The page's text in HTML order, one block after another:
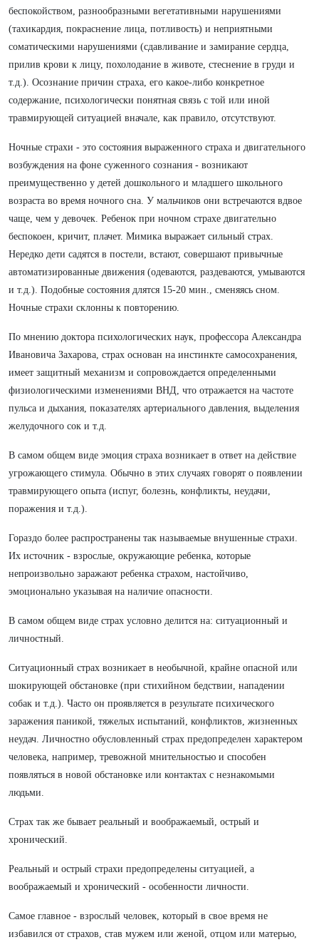
беспокойством, разнообразными вегетативными нарушениями
(тахикардия, покраснение лица, потливость) и неприятными
соматическими нарушениями (сдавливание и замирание сердца,
прилив крови к лицу, похолодание в животе, стеснение в груди и
т.д.). Осознание причин страха, его какое-либо конкретное
содержание, психологически понятная связь с той или иной
травмирующей ситуацией вначале, как правило, отсутствуют.
Ночные страхи - это состояния выраженного страха и двигательного
возбуждения на фоне суженного сознания - возникают
преимущественно у детей дошкольного и младшего школьного
возраста во время ночного сна. У мальчиков они встречаются вдвое
чаще, чем у девочек. Ребенок при ночном страхе двигательно
беспокоен, кричит, плачет. Мимика выражает сильный страх.
Нередко дети садятся в постели, встают, совершают привычные
автоматизированные движения (одеваются, раздеваются, умываются
и т.д.). Подобные состояния длятся 15-20 мин., сменяясь сном.
Ночные страхи склонны к повторению.
По мнению доктора психологических наук, профессора Александра
Ивановича Захарова, страх основан на инстинкте самосохранения,
имеет защитный механизм и сопровождается определенными
физиологическими изменениями ВНД, что отражается на частоте
пульса и дыхания, показателях артериального давления, выделения
желудочного сок и т.д.
В самом общем виде эмоция страха возникает в ответ на действие
угрожающего стимула. Обычно в этих случаях говорят о появлении
травмирующего опыта (испуг, болезнь, конфликты, неудачи,
поражения и т.д.).
Гораздо более распространены так называемые внушенные страхи.
Их источник - взрослые, окружающие ребенка, которые
непроизвольно заражают ребенка страхом, настойчиво,
эмоционально указывая на наличие опасности.
В самом общем виде страх условно делится на: ситуационный и
личностный.
Ситуационный страх возникает в необычной, крайне опасной или
шокирующей обстановке (при стихийном бедствии, нападении
собак и т.д.). Часто он проявляется в результате психического
заражения паникой, тяжелых испытаний, конфликтов, жизненных
неудач. Личностно обусловленный страх предопределен характером
человека, например, тревожной мнительностью и способен
появляться в новой обстановке или контактах с незнакомыми
людьми.
Страх так же бывает реальный и воображаемый, острый и
хронический.
Реальный и острый страхи предопределены ситуацией, а
воображаемый и хронический - особенности личности.
Самое главное - взрослый человек, который в свое время не
избавился от страхов, став мужем или женой, отцом или матерью,